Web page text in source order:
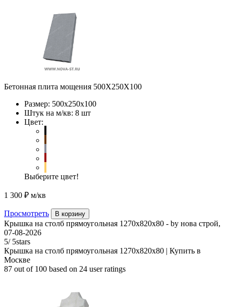
Бетонная плита мощения 500Х250Х100
Размер: 500х250х100
Штук на м/кв: 8 шт
Цвет:
Выберите цвет!
1 300 ₽ м/кв
Просмотреть В корзину
Крышка на столб прямоугольная 1270х820х80 - by нова строй,
07-08-2026
5/ 5stars
Крышка на столб прямоугольная 1270х820х80 | Купить в
Москве
87 out of 100 based on 24 user ratings